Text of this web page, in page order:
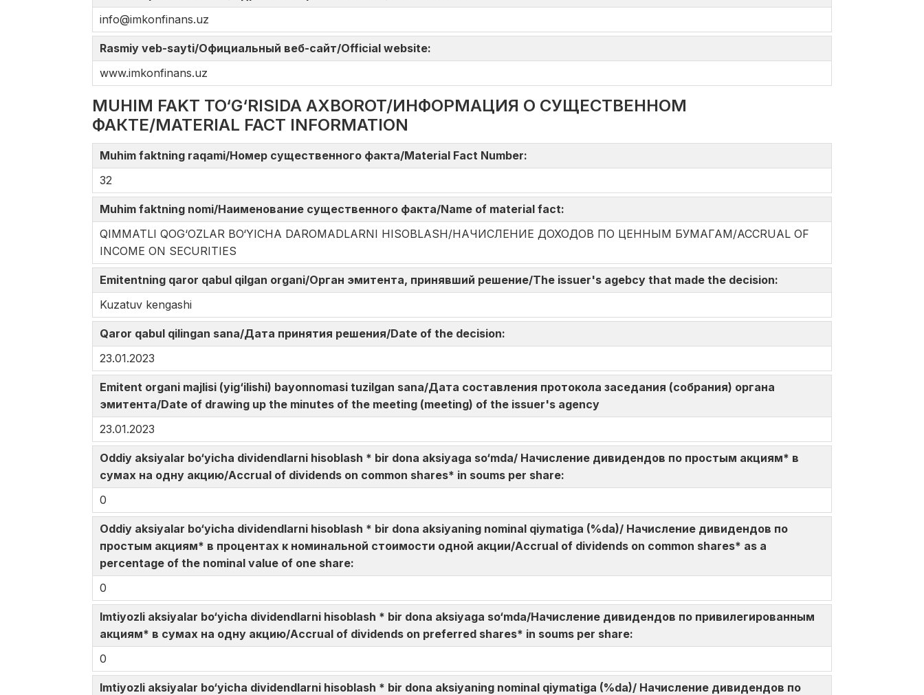
info@imkonfinans.uz
Rasmiy veb-sayti/Официальный веб-сайт/Official website:
www.imkonfinans.uz
MUHIM FAKT TO‘G‘RISIDA AXBOROT/ИНФОРМАЦИЯ О СУЩЕСТВЕННОМ
ФАКТЕ/MATERIAL FACT INFORMATION
Muhim faktning raqami/Номер существенного факта/Material Fact Number:
32
Muhim faktning nomi/Наименование существенного факта/Name of material fact:
QIMMATLI QOG‘OZLAR BO‘YICHA DAROMADLARNI HISOBLASH/НАЧИСЛЕНИЕ ДОХОДОВ ПО ЦЕННЫМ БУМАГАМ/ACCRUAL OF
INCOME ON SECURITIES
Emitentning qaror qabul qilgan organi/Орган эмитента, принявший решение/The issuer's agebcy that made the decision:
Kuzatuv kengashi
Qaror qabul qilingan sana/Дата принятия решения/Date of the decision:
23.01.2023
Emitent organi majlisi (yig‘ilishi) bayonnomasi tuzilgan sana/Дата составления протокола заседания (собрания) органа
эмитента/Date of drawing up the minutes of the meeting (meeting) of the issuer's agency
23.01.2023
Oddiy aksiyalar bo‘yicha dividendlarni hisoblash * bir dona aksiyaga so‘mda/ Начисление дивидендов по простым акциям* в
сумах на одну акцию/Accrual of dividends on common shares* in soums per share:
0
Oddiy aksiyalar bo‘yicha dividendlarni hisoblash * bir dona aksiyaning nominal qiymatiga (%da)/ Начисление дивидендов по
простым акциям* в процентах к номинальной стоимости одной акции/Accrual of dividends on common shares* as a
percentage of the nominal value of one share:
0
Imtiyozli aksiyalar bo‘yicha dividendlarni hisoblash * bir dona aksiyaga so‘mda/Начисление дивидендов по привилегированным
акциям* в сумах на одну акцию/Accrual of dividends on preferred shares* in soums per share:
0
Imtiyozli aksiyalar bo‘yicha dividendlarni hisoblash * bir dona aksiyaning nominal qiymatiga (%da)/ Начисление дивидендов по